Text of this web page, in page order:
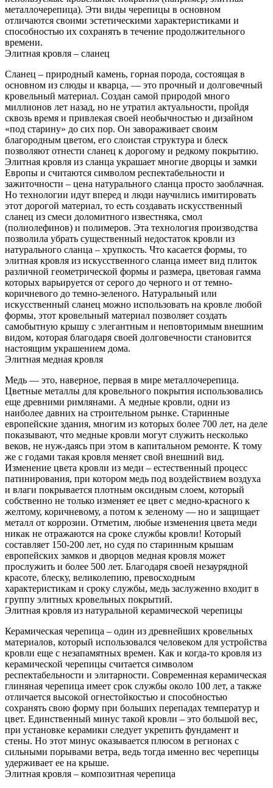
металлочерепица). Эти виды черепицы в основном
отличаются своими эстетическими характеристиками и
способностью их сохранять в течение продолжительного
времени.
Элитная кровля – сланец
Сланец – природный камень, горная порода, состоящая в
основном из слюды и кварца, — это прочный и долговечный
кровельный материал. Создан самой природой много
миллионов лет назад, но не утратил актуальности, пройдя
сквозь время и привлекая своей необычностью и дизайном
«под старину» до сих пор. Он завораживает своим
благородным цветом, его слоистая структура и блеск
позволяют отнести сланец к дорогому и редкому покрытию.
Элитная кровля из сланца украшает многие дворцы и замки
Европы и считаются символом респектабельности и
зажиточности – цена натурального сланца просто заоблачная.
Но технологии идут вперед и люди научились имитировать
этот дорогой материал, то есть создавать искусственный
сланец из смеси доломитного известняка, смол
(полиолефинов) и полимеров. Эта технология производства
позволила убрать существенный недостаток кровли из
натурального сланца – хрупкость. Что касается формы, то
элитная кровля из искусственного сланца имеет вид плиток
различной геометрической формы и размера, цветовая гамма
которых варьируется от серого до черного и от темно-
коричневого до темно-зеленого. Натуральный или
искусственный сланец можно использовать на кровле любой
формы, этот кровельный материал позволяет создать
самобытную крышу с элегантным и неповторимым внешним
видом, которая благодаря своей долговечности становится
настоящим украшением дома.
Элитная медная кровля
Медь — это, наверное, первая в мире металлочерепица.
Цветные металлы для кровельного покрытия использовались
еще древними римлянами. А медные кровли, одни из
наиболее давних на строительном рынке. Старинные
европейские здания, многим из которых более 700 лет, на деле
показывают, что медные кровли могут служить несколько
веков, не нуж-даясь при этом в капитальном ремонте. К тому
же с годами такая кровля меняет свой внешний вид.
Изменение цвета кровли из меди – естественный процесс
патинирования, при котором медь под воздействием воздуха
и влаги покрывается плотным оксидным слоем, который
собственно не только изменяет ее цвет с медно-красного к
желтому, коричневому, а потом к зеленому — но и защищает
металл от коррозии. Отметим, любые изменения цвета меди
никак не отражаются на сроке службы кровли! Который
составляет 150-200 лет, но судя по старинным крышам
европейских замков и дворцов медная кровля может
прослужить и более 500 лет. Благодаря своей незаурядной
красоте, блеску, великолепию, превосходным
характеристикам и сроку службы, медь заслуженно входит в
группу элитных кровельных покрытий.
Элитная кровля из натуральной керамической черепицы
Керамическая черепица – один из древнейших кровельных
материалов, который использовался человеком для устройства
кровли еще с незапамятных времен. Как и когда-то кровля из
керамической черепицы считается символом
респектабельности и элитарности. Современная керамическая
глиняная черепица имеет срок службы около 100 лет, а также
отличается высокой огнестойкостью и способностью
сохранять свою форму при больших перепадах температур и
цвет. Единственный минус такой кровли – это большой вес,
при установке керамики следует укрепить фундамент и
стены. Но этот минус оказывается плюсом в регионах с
сильными порывами ветра, ведь тогда именно вес черепицы
удерживает ее на крыше.
Элитная кровля – композитная черепица